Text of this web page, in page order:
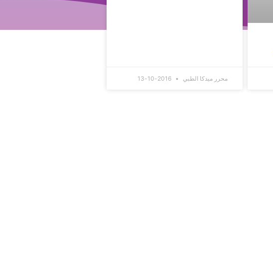
محرر ميدكا الطبي 2016-10-13